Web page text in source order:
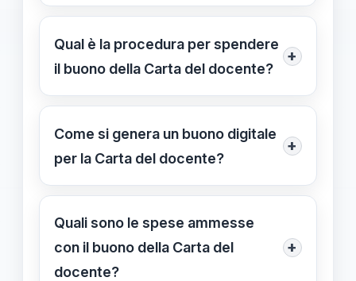
Puoi scaricare il manuale completo
tramite il link
Scarica qui il manuale
completo . È disponibile in formato
pratiche sulla gestione del bonus.
Qual è la procedura per spendere
il buono della Carta del docente?
+
È necessario generare un buono
digitale tramite la piattaforma,
specificare l’importo e il servizio o
presentare il codice presso i negozi
fisici o online che accettano il
sistema.
Come si genera un buono digitale
per la Carta del docente?
+
Accedi alla piattaforma ufficiale con
le tue credenziali, scegli l’importo
desiderato e segui le istruzioni per
generare il codice univoco, che potrai
Quali sono le spese ammesse
con il buono della Carta del
docente?
+